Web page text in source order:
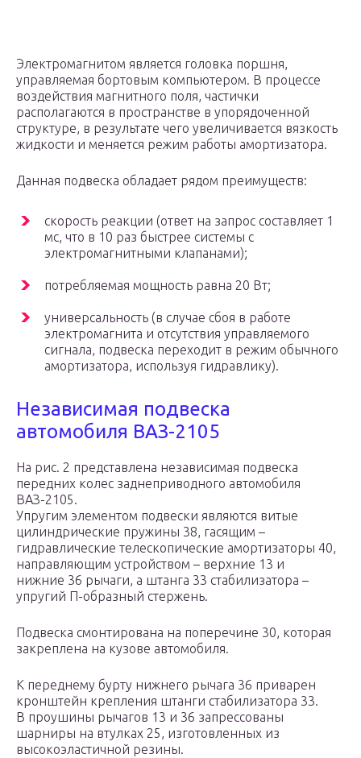
Электромагнитом является головка поршня,
управляемая бортовым компьютером. В процессе
воздействия магнитного поля, частички
располагаются в пространстве в упорядоченной
структуре, в результате чего увеличивается вязкость
жидкости и меняется режим работы амортизатора.
Данная подвеска обладает рядом преимуществ:
скорость реакции (ответ на запрос составляет 1
мс, что в 10 раз быстрее системы с
электромагнитными клапанами);
потребляемая мощность равна 20 Вт;
универсальность (в случае сбоя в работе
электромагнита и отсутствия управляемого
сигнала, подвеска переходит в режим обычного
амортизатора, используя гидравлику).
Независимая подвеска
автомобиля ВАЗ-2105
На рис. 2 представлена независимая подвеска
передних колес заднеприводного автомобиля
ВАЗ-2105.
Упругим элементом подвески являются витые
цилиндрические пружины 38, гасящим –
гидравлические телескопические амортизаторы 40,
направляющим устройством – верхние 13 и
нижние 36 рычаги, а штанга 33 стабилизатора –
упругий П-образный стержень.
Подвеска смонтирована на поперечине 30, которая
закреплена на кузове автомобиля.
К переднему бурту нижнего рычага 36 приварен
кронштейн крепления штанги стабилизатора 33.
В проушины рычагов 13 и 36 запрессованы
шарниры на втулках 25, изготовленных из
высокоэластичной резины.